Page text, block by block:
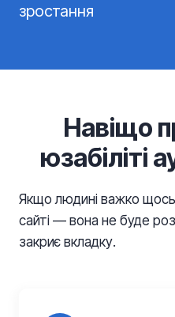
зростання
Навіщо
юзабіліті
Якщо людині важко
сайті — вона не буде
закриє вкладку.